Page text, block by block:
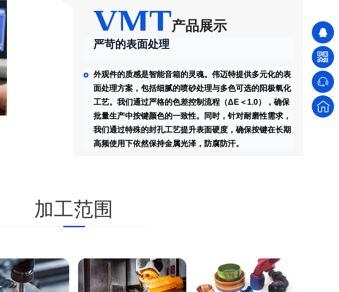
VMT产品展示
严苛的表面处理
外观件的质感是智能音箱的灵魂。伟迈特提供多元化的表
面处理方案，包括细腻的喷砂处理与多色可选的阳极氧化
工艺。我们通过严格的色差控制流程（ΔE＜1.0），确保
批量生产中按键颜色的一致性。同时，针对耐磨性需求，
我们通过特殊的封孔工艺提升表面硬度，确保按键在长期
高频使用下依然保持金属光泽，防腐防汗。
加工范围